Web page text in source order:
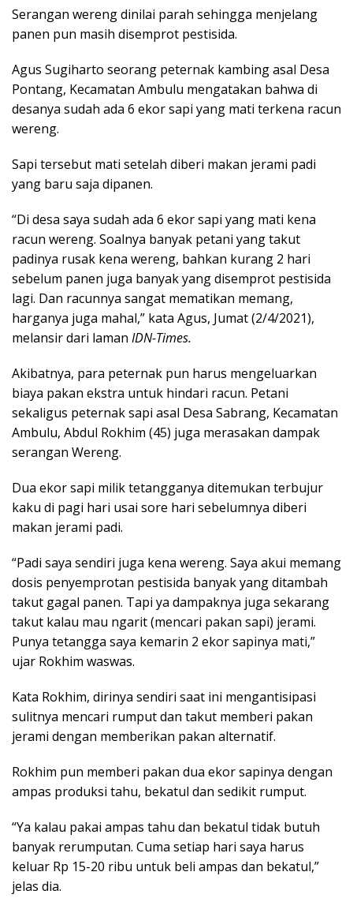
Serangan wereng dinilai parah sehingga menjelang
panen pun masih disemprot pestisida.
Agus Sugiharto seorang peternak kambing asal Desa
Pontang, Kecamatan Ambulu mengatakan bahwa di
desanya sudah ada 6 ekor sapi yang mati terkena racun
wereng.
Sapi tersebut mati setelah diberi makan jerami padi
yang baru saja dipanen.
“Di desa saya sudah ada 6 ekor sapi yang mati kena
racun wereng. Soalnya banyak petani yang takut
padinya rusak kena wereng, bahkan kurang 2 hari
sebelum panen juga banyak yang disemprot pestisida
lagi. Dan racunnya sangat mematikan memang,
harganya juga mahal,” kata Agus, Jumat (2/4/2021),
melansir dari laman IDN-Times.
Akibatnya, para peternak pun harus mengeluarkan
biaya pakan ekstra untuk hindari racun. Petani
sekaligus peternak sapi asal Desa Sabrang, Kecamatan
Ambulu, Abdul Rokhim (45) juga merasakan dampak
serangan Wereng.
Dua ekor sapi milik tetangganya ditemukan terbujur
kaku di pagi hari usai sore hari sebelumnya diberi
makan jerami padi.
“Padi saya sendiri juga kena wereng. Saya akui memang
dosis penyemprotan pestisida banyak yang ditambah
takut gagal panen. Tapi ya dampaknya juga sekarang
takut kalau mau ngarit (mencari pakan sapi) jerami.
Punya tetangga saya kemarin 2 ekor sapinya mati,”
ujar Rokhim waswas.
Kata Rokhim, dirinya sendiri saat ini mengantisipasi
sulitnya mencari rumput dan takut memberi pakan
jerami dengan memberikan pakan alternatif.
Rokhim pun memberi pakan dua ekor sapinya dengan
ampas produksi tahu, bekatul dan sedikit rumput.
“Ya kalau pakai ampas tahu dan bekatul tidak butuh
banyak rerumputan. Cuma setiap hari saya harus
keluar Rp 15-20 ribu untuk beli ampas dan bekatul,”
jelas dia.